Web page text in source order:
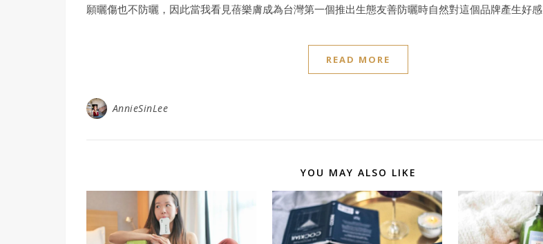
願曬傷也不防曬，因此當我看見蓓樂膚成為台灣第一個推出生態友善防曬時自然對這個品牌產生好感
READ MORE
AnnieSinLee
YOU MAY ALSO LIKE